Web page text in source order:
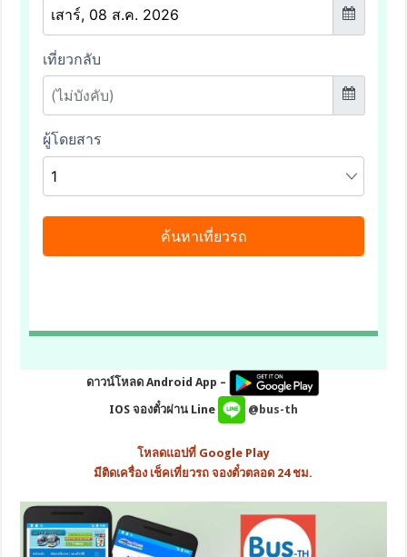
ดาวน์โหลด Android App –
IOS จองตั๋วผ่าน Line
@bus-th
โหลดแอปที่ Google Play
มีติดเครื่อง เช็คเที่ยวรถ จองตั๋วตลอด 24 ชม.